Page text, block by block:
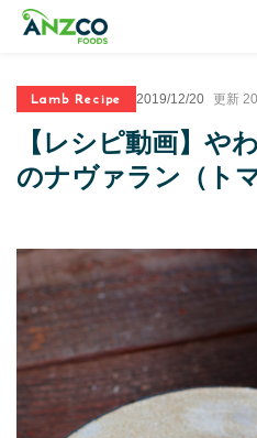
Lamb
ラム肉のお
Our
商品紹介(ラ
トピ
Lamb Recipe 2019/12/20 更新
【レシピ動画】や
のナヴァラン（ト